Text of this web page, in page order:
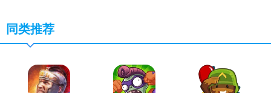
同类推荐